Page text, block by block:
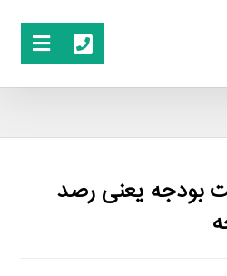
بودجه یعنی رصد